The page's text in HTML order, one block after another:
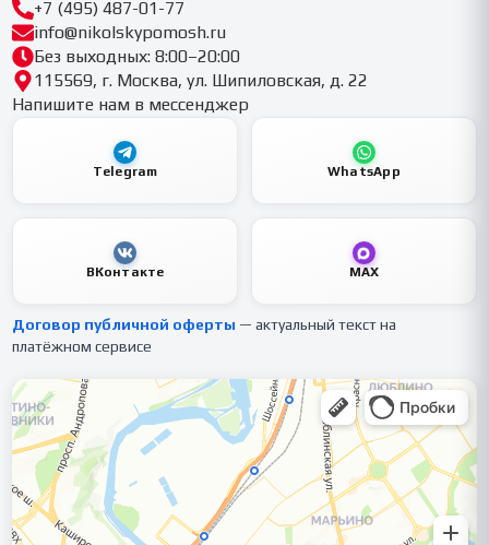
+7 (495) 487-01-77
info@nikolskypomosh.ru
Без выходных: 8:00–20:00
115569, г. Москва, ул. Шипиловская, д. 22
Напишите нам в мессенджер
Telegram WhatsApp
ВКонтакте MAX
Договор публичной оферты — актуальный текст на
платёжном сервисе